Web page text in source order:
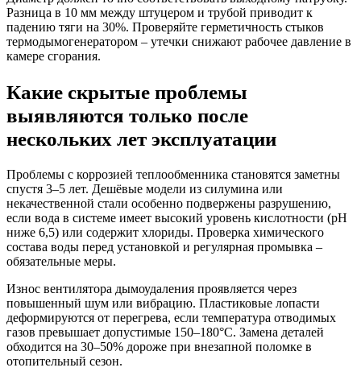
Разница в 10 мм между штуцером и трубой приводит к
падению тяги на 30%. Проверяйте герметичность стыков
термодымогенератором – утечки снижают рабочее давление в
камере сгорания.
Какие скрытые проблемы
выявляются только после
нескольких лет эксплуатации
Проблемы с коррозией теплообменника становятся заметны
спустя 3–5 лет. Дешёвые модели из силумина или
некачественной стали особенно подвержены разрушению,
если вода в системе имеет высокий уровень кислотности (pH
ниже 6,5) или содержит хлориды. Проверка химического
состава воды перед установкой и регулярная промывка –
обязательные меры.
Износ вентилятора дымоудаления проявляется через
повышенный шум или вибрацию. Пластиковые лопасти
деформируются от перегрева, если температура отводимых
газов превышает допустимые 150–180°C. Замена деталей
обходится на 30–50% дороже при внезапной поломке в
отопительный сезон.